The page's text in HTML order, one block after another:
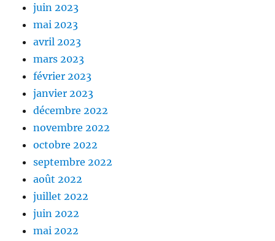
juin 2023
mai 2023
avril 2023
mars 2023
février 2023
janvier 2023
décembre 2022
novembre 2022
octobre 2022
septembre 2022
août 2022
juillet 2022
juin 2022
mai 2022